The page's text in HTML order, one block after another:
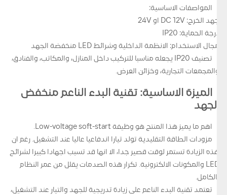
المواصفات الاساسية:
جهد الخرج: DC 12V او 24V
درجة الحماية: IP20
مجال الاستخدام: الانظمة الداخلية وشرائط LED منخفضة الجهد
تصنيف IP20 يجعله مناسبا للتركيب داخل المنازل، والمكاتب، والفنادق،
والمجمعات التجارية، وخزائن العرض.
الميزة الاساسية: تقنية البدء الناعم منخفض
الجهد
اهم ما يميز هذا المنتج هو وظيفة Low-voltage soft-start.
مزودات الطاقة التقليدية تولد تيارا اندفاعيا عاليا عند التشغيل. رغم ان
هذه الزيادة تستمر لوقت قصير جدا، الا انها قد تسبب اجهادا كبيرا لشرائح
LED والمكونات الالكترونية. تكرار هذه الصدمات يقلل من عمر النظام
بالكامل.
تعتمد تقنية البدء الناعم على زيادة تدريجية للجهد والتيار عند التشغيل،